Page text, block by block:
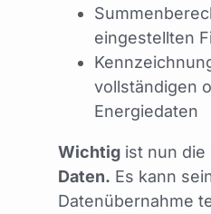
eingestellten
vollständigen
Energiedaten
Wichtig ist nun die
Daten. Es kann
Datenübernahme